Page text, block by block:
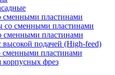
сменными пластинами
со сменными пластинами
сменными пластинами
подачей (High-feed)
сменными пластинами
корпусных фрез